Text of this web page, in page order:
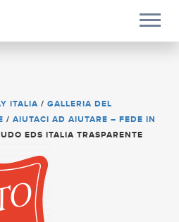
ITALIA / GALLERIA DEL
/ AIUTACI AD AIUTARE – FEDE IN
EDS ITALIA TRASPARENTE